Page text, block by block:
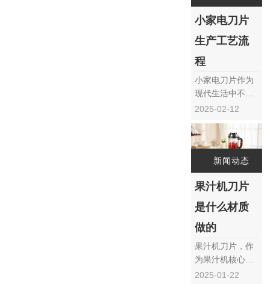
观度，更可能对
绞肉效果和食品
安全造成潜在影
响。本文将深入
探讨绞肉刀盘表
及如何通过科学
的方……
小家电刀片
生产工艺流
程
小家电刀片作为
现代生活中不可
或缺的工具，其
于确保产品质量
和性能至关重
要。本文将详细
介绍小家电刀片
的生产工艺流
程，包括原材料
选取、造粒与冶
炼、铸造、加
包装等关键步
骤，以帮助
读……
2025-02-12
新闻动态
果汁机刀片
是什么材质
做的
果汁机刀片，作
为果汁机核心部
件之一，其材质
2025-01-22